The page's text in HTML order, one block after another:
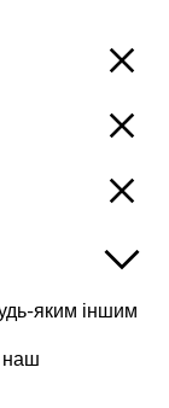
яким іншим
наш